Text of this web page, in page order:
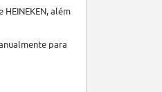
além
para